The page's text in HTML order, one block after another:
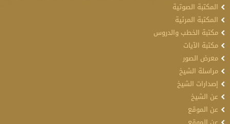
المكتبة الصوتية
المكتبة المرئية
مكتبة الخطب والدروس
مكتبة الآيات
معرض الصور
مراسلة الشيخ
إصدارات الشيخ
عن الشيخ
عن الموقع